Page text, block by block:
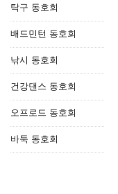
탁구 동호회
배드민턴 동호회
낚시 동호회
건강댄스 동호회
오프로드 동호회
바둑 동호회